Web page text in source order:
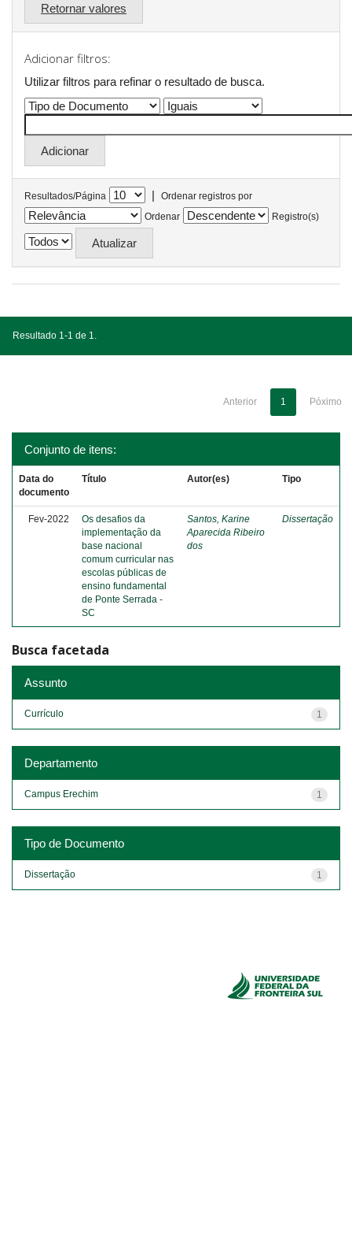
Retornar valores
Adicionar filtros:
Utilizar filtros para refinar o resultado de busca.
Resultados/Página |
Ordenar registros por
Ordenar
Registro(s)
Resultado 1-1 de 1.
Anterior 1 Póximo
Conjunto de itens:
Data do
documento
Título Autor(es) Tipo
Fev-2022
Os desafios da
implementação da
base nacional
comum curricular nas
escolas públicas de
ensino fundamental
de Ponte Serrada -
SC
Santos, Karine
Aparecida Ribeiro
dos
Dissertação
Busca facetada
Assunto
1
Currículo
Departamento
1
Campus Erechim
Tipo de Documento
1
Dissertação